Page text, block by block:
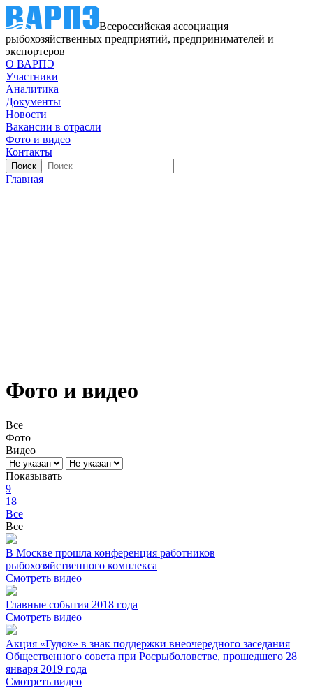
Всероссийская ассоциация
рыбохозяйственных предприятий, предпринимателей и
экспортеров
О ВАРПЭ
Участники
Аналитика
Документы
Новости
Вакансии в отрасли
Фото и видео
Контакты
Главная
Фото и видео
Все
Фото
Видео
Показывать
9
18
Все
Все
В Москве прошла конференция работников
рыбохозяйственного комплекса
Смотреть видео
Главные события 2018 года
Смотреть видео
Акция «Гудок» в знак поддержки внеочередного заседания
Общественного совета при Росрыболовстве, прошедшего 28
января 2019 года
Смотреть видео